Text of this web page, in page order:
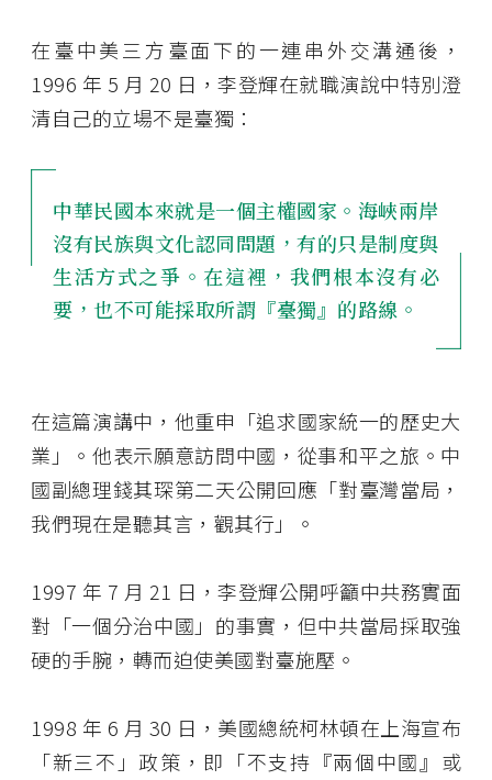
在臺中美三方臺面下的一連串外交溝通後，
1996 年 5 月 20 日，李登輝在就職演說中特別澄
清自己的立場不是臺獨：
中華民國本來就是一個主權國家。海峽兩岸
沒有民族與文化認同問題，有的只是制度與
生活方式之爭。在這裡，我們根本沒有必
要，也不可能採取所謂『臺獨』的路線。
在這篇演講中，他重申「追求國家統一的歷史大
業」。他表示願意訪問中國，從事和平之旅。中
國副總理錢其琛第二天公開回應「對臺灣當局，
我們現在是聽其言，觀其行」。
1997 年 7 月 21 日，李登輝公開呼籲中共務實面
對「一個分治中國」的事實，但中共當局採取強
硬的手腕，轉而迫使美國對臺施壓。
1998 年 6 月 30 日，美國總統柯林頓在上海宣布
「新三不」政策，即「不支持『兩個中國』或